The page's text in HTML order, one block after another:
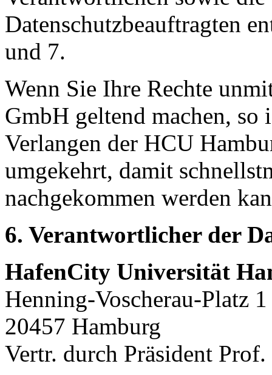
Datenschutzbeauftragten
und 7.
Wenn Sie Ihre Rechte
GmbH geltend machen, so
Verlangen der HCU
umgekehrt, damit
nachgekommen werden
6. Verantwortlicher der
HafenCity Universität
Henning-Voscherau-Platz 1
20457 Hamburg
Vertr. durch Präsident